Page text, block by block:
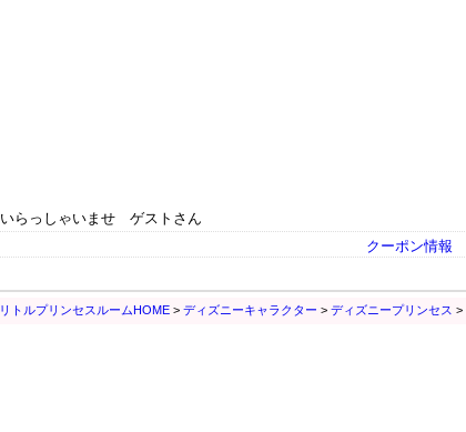
いらっしゃいませ ゲストさん
クーポン情報
リトルプリンセスルームHOME > ディズニーキャラクター > ディズニープリンセス >